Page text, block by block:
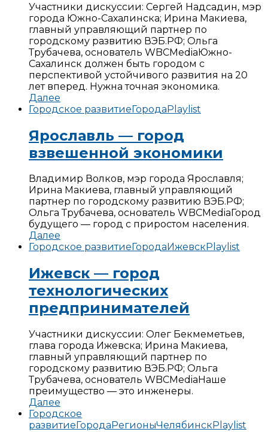
Участники дискуссии: Сергей Надсадин, мэр
города Южно-Сахалинска; Ирина Макиева,
главный управляющий партнер по
городскому развитию ВЭБ.РФ; Ольга
Трубачева, основатель WBCMediaЮжно-
Сахалинск должен быть городом с
перспективой устойчивого развития на 20
лет вперед. Нужна точная экономика.
Далее
Городское развитиеГородаPlaylist
Ярославль — город
взвешенной экономики
Владимир Волков, мэр города Ярославля;
Ирина Макиева, главный управляющий
партнер по городскому развитию ВЭБ.РФ;
Ольга Трубачева, основатель WBCMedia Город
будущего — город с приростом населения.
Далее
Городское развитие Города Ижевск Playlist
Ижевск — город
технологических
предпринимателей
Участники дискуссии: Олег Бекмеметьев,
глава города Ижевска; Ирина Макиева,
главный управляющий партнер по
городскому развитию ВЭБ.РФ; Ольга
Трубачева, основатель WBCMedia Наше
преимущество — это инженеры.
Далее
Городское
развитие Города РегионыЧелябинск Playlist